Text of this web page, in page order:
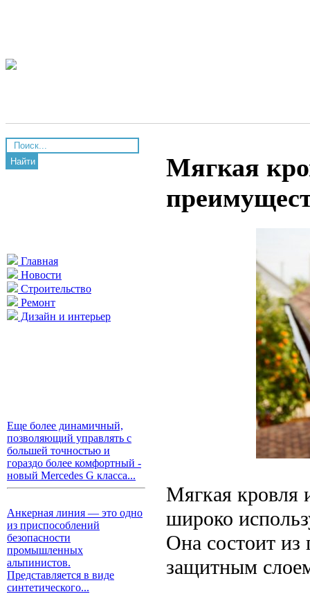
Найти
Главная
Новости
Строительство
Ремонт
Дизайн и интерьер
Еще более динамичный,
позволяющий управлять с
большей точностью и
гораздо более комфортный -
новый Mercedes G класса...
Анкерная линия — это одно
из приспособлений
безопасности
промышленных
альпинистов.
Представляется в виде
синтетического...
Мягкая
Мягкая кровля
широко
Она состоит
защитным